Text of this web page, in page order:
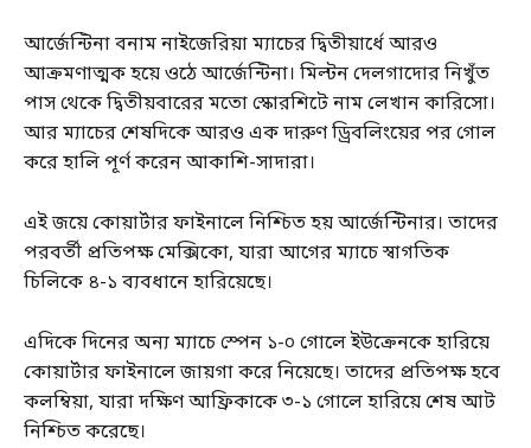
আর্জেন্টিনা বনাম নাইজেরিয়া ম্যাচের দ্বিতীয়ার্ধে আরও
আক্রমণাত্মক হয়ে ওঠে আর্জেন্টিনা। মিল্টন দেলগাদোর নিখুঁত
পাস থেকে দ্বিতীয়বারের মতো স্কোরশিটে নাম লেখান কারিসো।
আর ম্যাচের শেষদিকে আরও এক দারুণ ড্রিবলিংয়ের পর গোল
করে হালি পূর্ণ করেন আকাশি-সাদারা।
এই জয়ে কোয়ার্টার ফাইনালে নিশ্চিত হয় আর্জেন্টিনার। তাদের
পরবর্তী প্রতিপক্ষ মেক্সিকো, যারা আগের ম্যাচে স্বাগতিক
চিলিকে ৪-১ ব্যবধানে হারিয়েছে।
এদিকে দিনের অন্য ম্যাচে স্পেন ১-০ গোলে ইউক্রেনকে হারিয়ে
কোয়ার্টার ফাইনালে জায়গা করে নিয়েছে। তাদের প্রতিপক্ষ হবে
কলম্বিয়া, যারা দক্ষিণ আফ্রিকাকে ৩-১ গোলে হারিয়ে শেষ আট
নিশ্চিত করেছে।